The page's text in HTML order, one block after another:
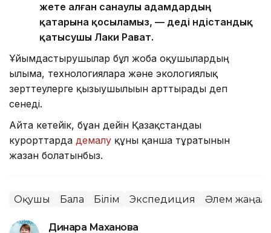
жете алған санаулы адамдардың
қатарына қосыламыз, — деді үндістандық
қатысушы Лаки Рават.
Ұйымдастырушылар бұл жоба оқушылардың
ғылымға, технологияларға және экологиялық
зерттеулерге қызығушылығын арттырады деп
сенеді.
Айта кетейік, бұған дейін Қазақстандағы
курорттарда демалу құны қанша тұратынын
жазған болатынбыз.
Оқушы Бала Білім Экспедиция Әлем
Динара Маханова